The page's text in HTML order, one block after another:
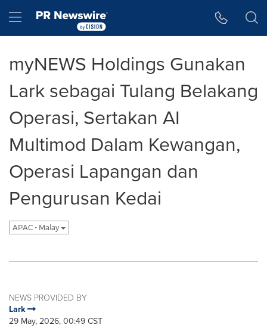
Hamburger menu
myNEWS Holdings Gunakan
Lark sebagai Tulang Belakang
Operasi, Sertakan AI
Multimod Dalam Kewangan,
Operasi Lapangan dan
Pengurusan Kedai
APAC - Malay
NEWS PROVIDED BY
Lark
29 May, 2026, 00:49 CST